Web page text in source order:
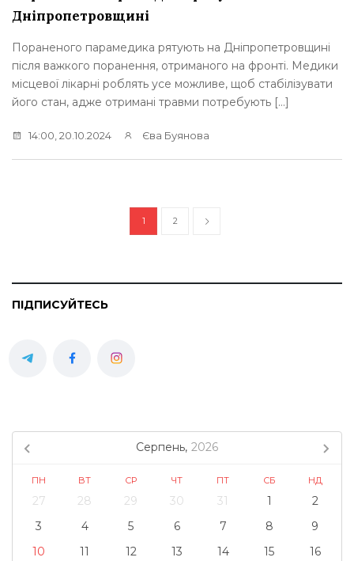
Дніпропетровщині
Пораненого парамедика рятують на Дніпропетровщині
після важкого поранення, отриманого на фронті. Медики
місцевої лікарні роблять усе можливе, щоб стабілізувати
його стан, адже отримані травми потребують […]
14:00, 20.10.2024 Єва Буянова
1 2
ПІДПИСУЙТЕСЬ
Серпень, 2026
ПН ВТ СР ЧТ ПТ СБ НД
27 28 29 30 31 1
2
3
4 5 6 7 8
9
10
11 12 13 14 15
16